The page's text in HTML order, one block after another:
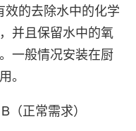
的去除水中的化学
并且保留水中的氧
一般情况安装在厨
。
正常需求）